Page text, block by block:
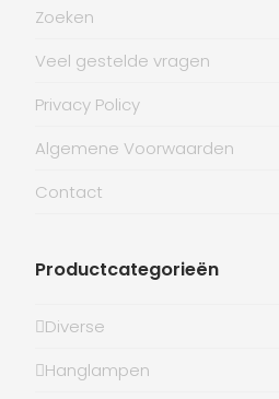
Zoeken
Veel gestelde vragen
Privacy Policy
Algemene Voorwaarden
Contact
Productcategorieën
Diverse
Hanglampen